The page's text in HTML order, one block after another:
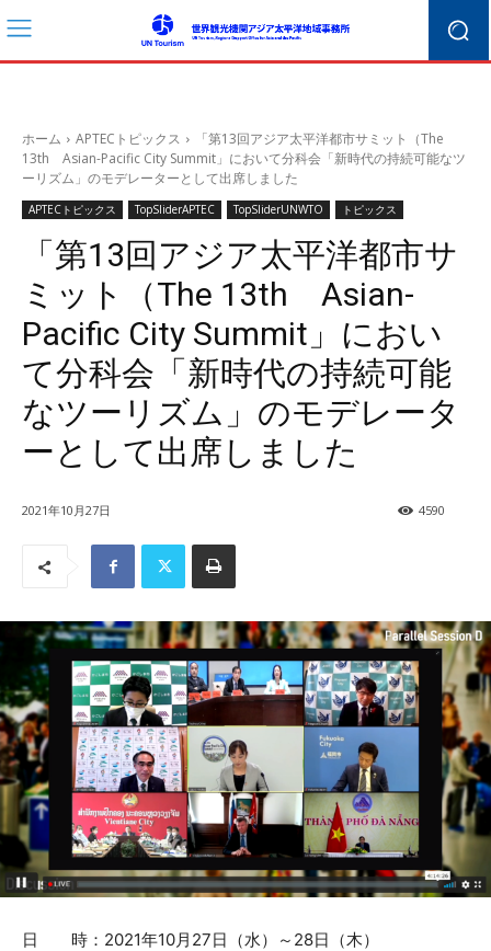
ホーム APTECトピックス
「第13回アジア太平洋都市サミット（The
13th Asian-Pacific City Summit」において分科会「新時代の持続可能なツ
ーリズム」のモデレーターとして出席しました
APTECトピックス TopSliderAPTEC TopSliderUNWTO トピックス
「第13回アジア太平洋都市サ
ミット（The 13th Asian-
Pacific City Summit」におい
て分科会「新時代の持続可能
なツーリズム」のモデレータ
ーとして出席しました
2021年10月27日 4590
日 時：2021年10月27日（水）～28日（木）